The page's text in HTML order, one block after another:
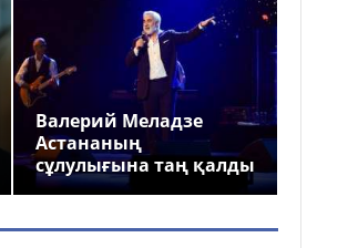
Валерий Меладзе
Астананың
сұлулығына таң қалды